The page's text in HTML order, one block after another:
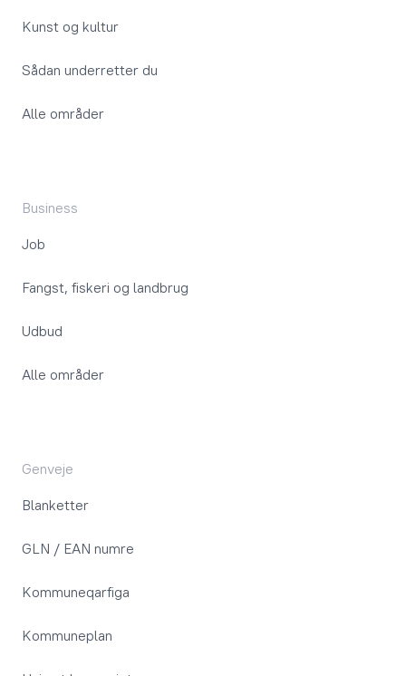
Kunst og kultur
Sådan underretter du
Alle områder
Business
Job
Fangst, fiskeri og landbrug
Udbud
Alle områder
Genveje
Blanketter
GLN / EAN numre
Kommuneqarfiga
Kommuneplan